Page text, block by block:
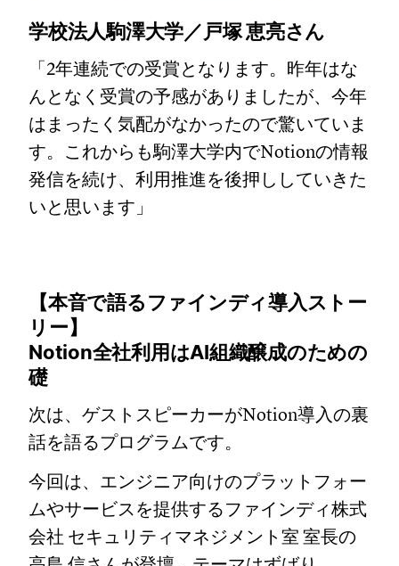
学校法人駒澤大学／戸塚 恵亮さん
「2年連続での受賞となります。昨年はな
んとなく受賞の予感がありましたが、今年
はまったく気配がなかったので驚いていま
す。これからも駒澤大学内でNotionの情報
発信を続け、利用推進を後押ししていきた
いと思います」
【本音で語るファインディ導入ストー
リー】
Notion全社利用はAI組織醸成のための
礎
次は、ゲストスピーカーがNotion導入の裏
話を語るプログラムです。
今回は、エンジニア向けのプラットフォー
ムやサービスを提供するファインディ株式
会社 セキュリティマネジメント室 室長の